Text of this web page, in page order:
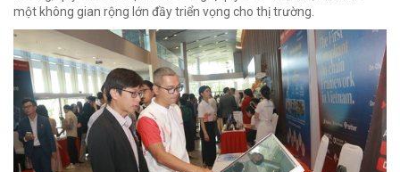
một không gian rộng lớn đầy triển vọng cho thị trường.